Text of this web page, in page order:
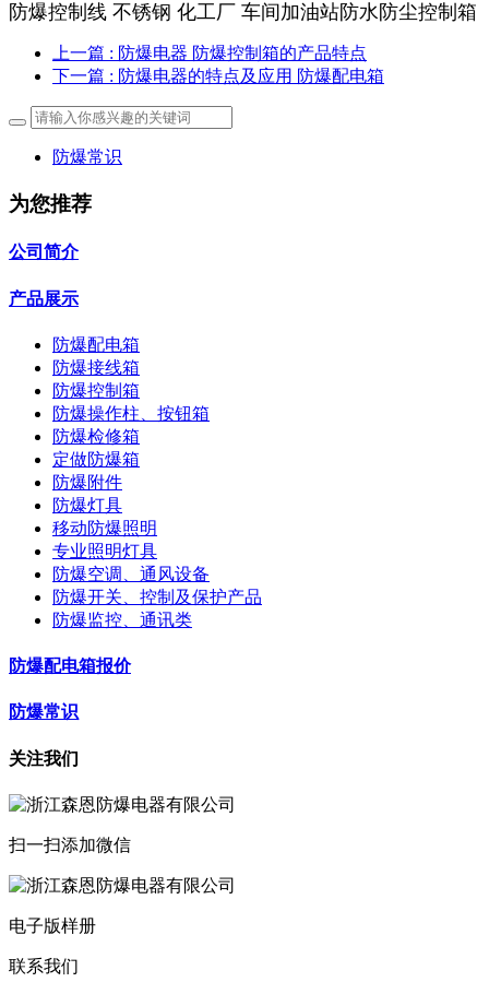
防爆控制线 不锈钢 化工厂 车间加油站防水防尘控制箱
上一篇 : 防爆电器 防爆控制箱的产品特点
下一篇 : 防爆电器的特点及应用 防爆配电箱
防爆常识
为您推荐
公司简介
产品展示
防爆配电箱
防爆接线箱
防爆控制箱
防爆操作柱、按钮箱
防爆检修箱
定做防爆箱
防爆附件
防爆灯具
移动防爆照明
专业照明灯具
防爆空调、通风设备
防爆开关、控制及保护产品
防爆监控、通讯类
防爆配电箱报价
防爆常识
关注我们
扫一扫添加微信
电子版样册
联系我们